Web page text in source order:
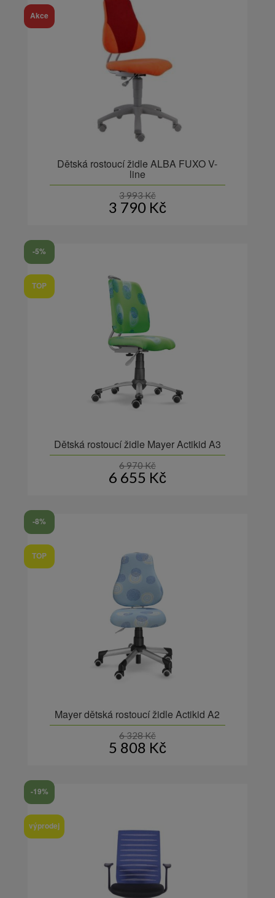
Akce
Dětská rostoucí židle ALBA FUXO V-
line
3 993Kč
3 790 Kč
-5%
TOP
Dětská rostoucí židle Mayer Actikid A3
6 970Kč
6 655 Kč
-8%
TOP
Mayer dětská rostoucí židle Actikid A2
6 328Kč
5 808 Kč
-19%
výprodej